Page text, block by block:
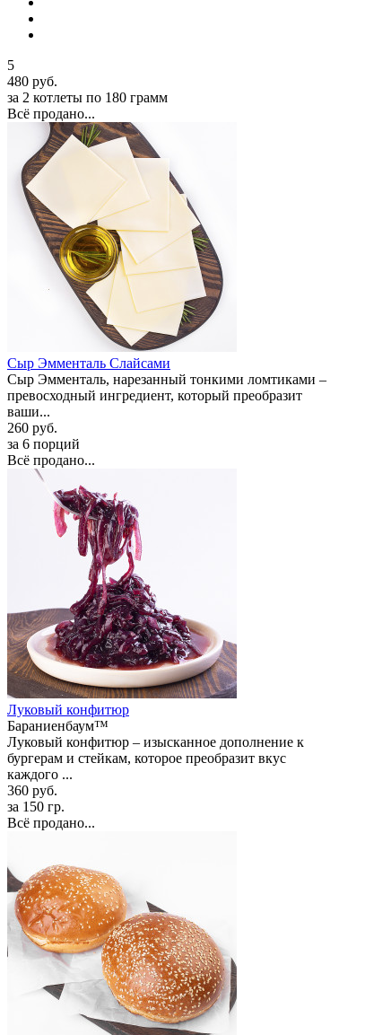
5
480 руб.
за 2 котлеты по 180 грамм
Всё продано...
Сыр Эмменталь Слайсами
​Сыр Эмменталь, нарезанный тонкими ломтиками –
превосходный ингредиент, который преобразит
ваши...
260 руб.
за 6 порций
Всё продано...
Луковый конфитюр
Бараниенбаум™
Луковый конфитюр – изысканное дополнение к
бургерам и стейкам, которое преобразит вкус
каждого ...
360 руб.
за 150 гр.
Всё продано...